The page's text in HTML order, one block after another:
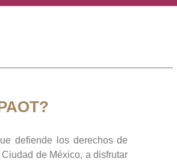
defiende los derechos de
de México, a disfrutar